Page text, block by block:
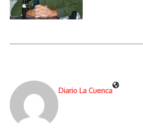
Diario La Cuenca